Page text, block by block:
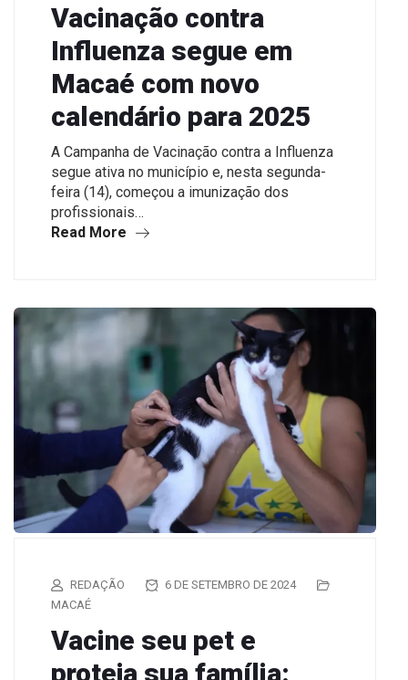
Vacinação contra
Influenza segue em
Macaé com novo
calendário para 2025
A Campanha de Vacinação contra a Influenza
segue ativa no município e, nesta segunda-
feira (14), começou a imunização dos
profissionais…
Read More
REDAÇÃO
6 DE SETEMBRO DE 2024
MACAÉ
Vacine seu pet e
proteja sua família: